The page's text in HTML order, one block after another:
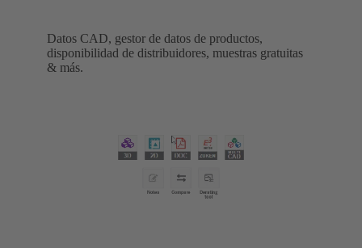
Datos CAD, gestor de datos de productos,
disponibilidad de distribuidores, muestras gratuitas
& más.